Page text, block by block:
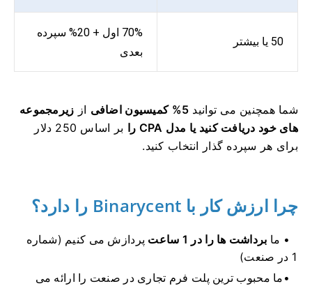
50 یا بیشتر
70% اول + 20% سپرده
بعدی
شما همچنین می توانید 5% کمیسیون اضافی از زیرمجموعه
های خود دریافت کنید یا مدل CPA را
بر اساس 250 دلار
برای هر سپرده گذار انتخاب کنید.
چرا ارزش کار با Binarycent را دارد؟
ما برداشت ها را در 1 ساعت
پردازش می کنیم (شماره
1 در صنعت)
ما محبوب ترین پلت فرم تجاری در صنعت را ارائه می